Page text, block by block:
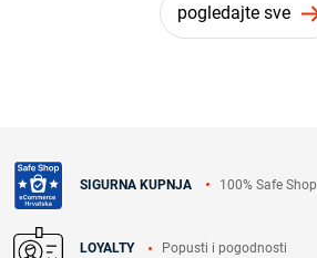
pogledajte sve
SIGURNA KUPNJA 100% Safe Shop
LOYALTY Popusti i pogodnosti